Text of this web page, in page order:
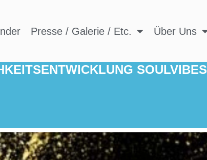
Presse / Galerie / Etc. Über Uns
SOULVIBES